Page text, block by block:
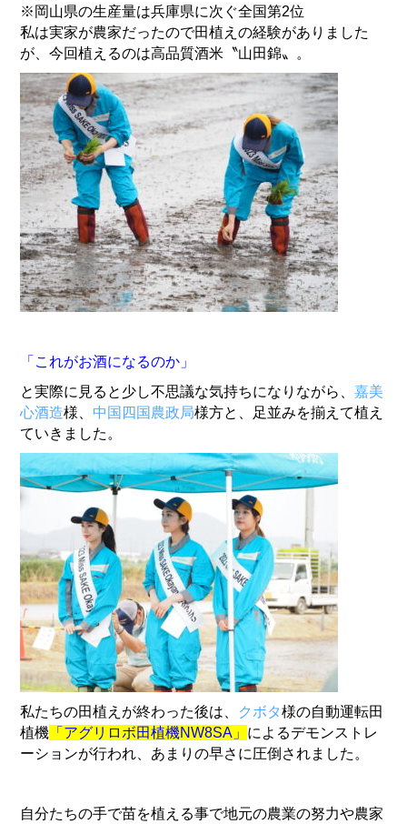
※岡山県の生産量は兵庫県に次ぐ全国第2位
私は実家が農家だったので田植えの経験がありました
が、今回植えるのは高品質酒米〝山田錦〟。
「これがお酒になるのか」
と実際に見ると少し不思議な気持ちになりながら、嘉美
心酒造様、 中国四国農政局様方と、足並みを揃えて植え
ていきました。
私たちの田植えが終わった後は、 クボタ様の自動運転田
植機 「 アグリロボ田植機NW8SA」 によるデモンストレ
ーションが行われ、 あまりの早さに圧倒されました。
自分たちの手で苗を植える事で地元の農業の努力や農家